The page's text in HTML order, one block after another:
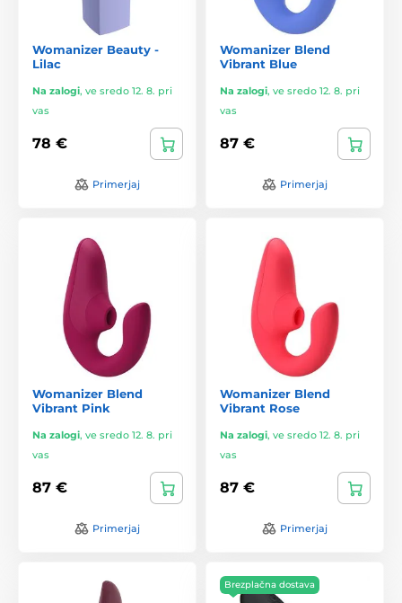
Womanizer Beauty -
Lilac
Na zalogi, ve sredo 12. 8. pri
vas
78 €
Primerjaj
Womanizer Blend
Vibrant Blue
Na zalogi, ve sredo 12. 8. pri
vas
87 €
Primerjaj
Womanizer Blend
Vibrant Pink
Na zalogi, ve sredo 12. 8. pri
vas
87 €
Primerjaj
Womanizer Blend
Vibrant Rose
Na zalogi, ve sredo 12. 8. pri
vas
87 €
Primerjaj
Brezplačna dostava